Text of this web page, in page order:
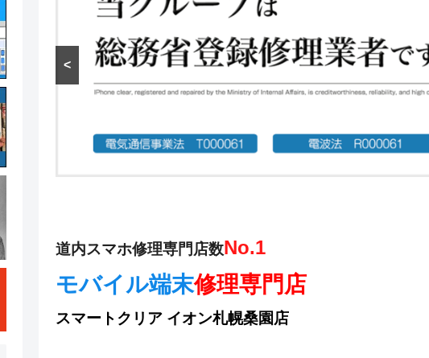
<
道内スマホ修理専門店数No.1
モバイル端末修理専門店
スマートクリア イオン札幌桑園店